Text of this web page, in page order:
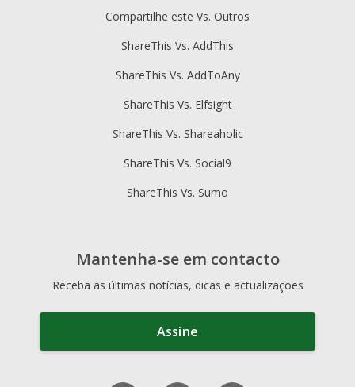
Compartilhe este Vs. Outros
ShareThis Vs. AddThis
ShareThis Vs. AddToAny
ShareThis Vs. Elfsight
ShareThis Vs. Shareaholic
ShareThis Vs. Social9
ShareThis Vs. Sumo
Mantenha-se em contacto
Receba as últimas notícias, dicas e actualizações
Assine